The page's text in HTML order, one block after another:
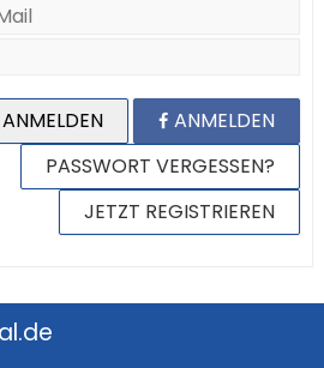
ANMELDEN
ANMELDEN
PASSWORT VERGESSEN?
JETZT REGISTRIEREN